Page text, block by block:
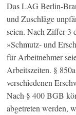
Das LAG Berlin-
und Zuschläge
seien. Nach Ziffer 3
»Schmutz- und
für Arbeitnehmer
Arbeitszeiten. §
verschiedenen
Nach § 400 BGB
abgetreten werden,